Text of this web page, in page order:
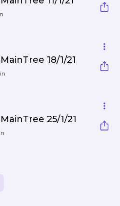
18/1/21
25/1/21